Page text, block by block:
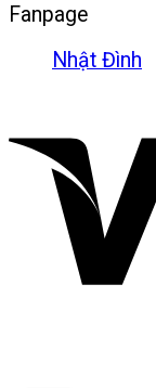
Fanpage
Nhật Đình